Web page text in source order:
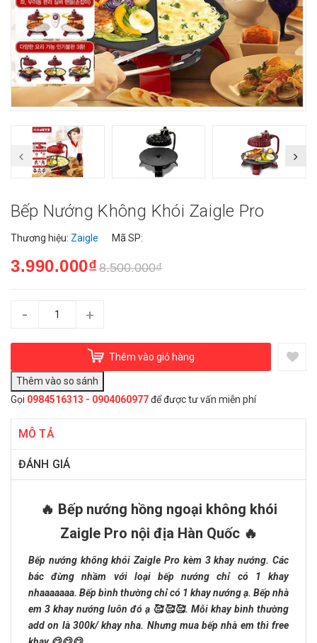
Bếp Nướng Không Khói Zaigle Pro
Thương hiệu: Zaigle Mã SP:
3.990.000₫8.500.000₫
- +
Thêm vào giỏ hàng
Gọi 0984516313 - 0904060977để được tư vấn miễn phí
MÔ TẢ
ĐÁNH GIÁ
🔥 Bếp nướng hồng ngoại không khói
Zaigle Pro nội địa Hàn Quốc 🔥
Bếp nướng không khói Zaigle Pro kèm 3 khay nướng. Các
bác đừng nhầm với loại bếp nướng chỉ có 1 khay
nhaaaaaaa. Bếp bình thường chỉ có 1 khay nướng ạ. Bếp nhà
em 3 khay nướng luôn đó ạ 🥰🥰🥰. Mỗi khay bình thường
add on là 300k/ khay nha. Nhưng mua bếp nhà em thì free